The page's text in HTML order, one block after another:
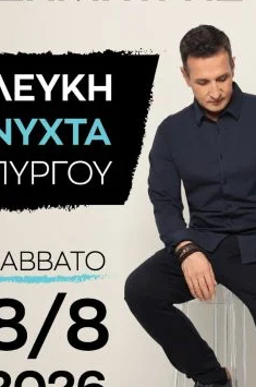
επιβάτες στη νοτιοδυτική
China Eastern Airlines που
προκαλώντας πυρκαγιά στην
to Guangzhou.
dropped sharply near
number B1791,